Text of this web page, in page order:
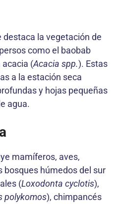
destaca la vegetación de
como el baobab
acacia (Acacia spp.). Estas
a la estación seca
y hojas pequeñas
agua.
mamíferos, aves,
bosques húmedos del sur
(Loxodonta cyclotis),
polykomos), chimpancés